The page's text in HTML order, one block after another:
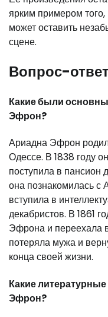
ярким примером того,
может оставить
сцене.
Вопрос-
Какие были
Эфрон?
Ариадна Эфрон
Одессе. В 1838 году
поступила в пансион
она познакомилась с
вступила в
декабристов. В 1861
Эфрона и переехала
потеряла мужа и
конца своей жизни.
Какие
Эфрон?